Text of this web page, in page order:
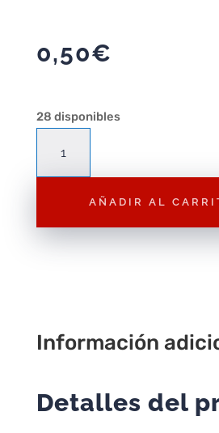
0,50€
28 disponibles
Playmobil:
Payaso
suelto
AÑADIR AL
Información
Detalles del